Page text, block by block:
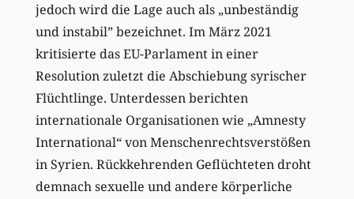
jedoch wird die Lage auch als „unbeständig
und instabil” bezeichnet. Im März 2021
kritisierte das EU-Parlament in einer
Resolution zuletzt die Abschiebung syrischer
Flüchtlinge. Unterdessen berichten
internationale Organisationen wie „Amnesty
International“ von Menschenrechtsverstößen
in Syrien. Rückkehrenden Geflüchteten droht
demnach sexuelle und andere körperliche